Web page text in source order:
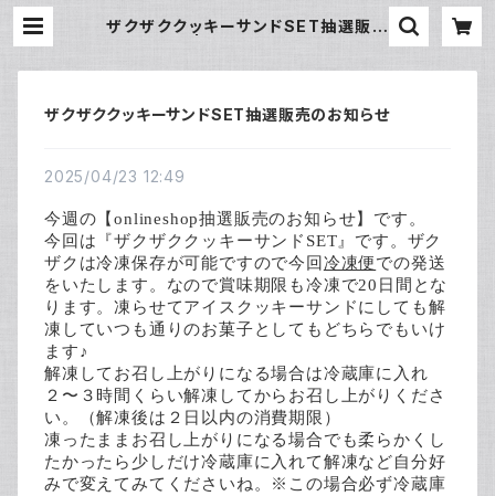
ザクザククッキーサンドSET抽選販売
ザクザククッキーサンドSET抽選販売のお知らせ
2025/04/23 12:49
今週の【onlineshop抽選販売のお知らせ】です。
今回は『ザクザククッキーサンドSET』です。ザク
ザクは冷凍保存が可能ですので今回 冷凍便での発送
をいたします。なので賞味期限も冷凍で20日間とな
ります。凍らせてアイスクッキーサンドにしても解
凍していつも通りのお菓子としてもどちらでもいけ
ます♪
解凍してお召し上がりになる場合は冷蔵庫に入れ
２〜３時間くらい解凍してからお召し上がりくださ
い。（解凍後は２日以内の消費期限）
凍ったままお召し上がりになる場合でも柔らかくし
たかったら少しだけ冷蔵庫に入れて解凍など自分好
みで変えてみてくださいね。※この場合必ず冷蔵庫